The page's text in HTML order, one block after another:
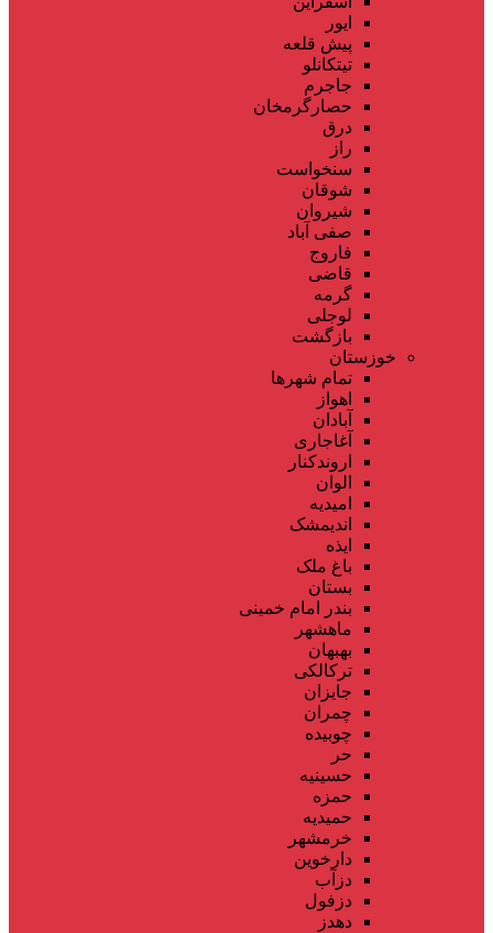
ایور
پیش قلعه
تیتکانلو
جاجرم
حصارگرمخان
درق
راز
سنخواست
شوقان
شیروان
صفی آباد
فاروج
قاضی
گرمه
لوجلی
بازگشت
خوزستان
تمام شهر‌ها
اهواز
آبادان
آغاجاری
اروندکنار
الوان
امیدیه
اندیمشک
ایذه
باغ ملک
بستان
بندر امام خمینی
ماهشهر
بهبهان
ترکالکی
جایزان
چمران
چوبیده
حر
حسینیه
حمزه
حمیدیه
خرمشهر
دارخوین
دزآب
دزفول
دهدز